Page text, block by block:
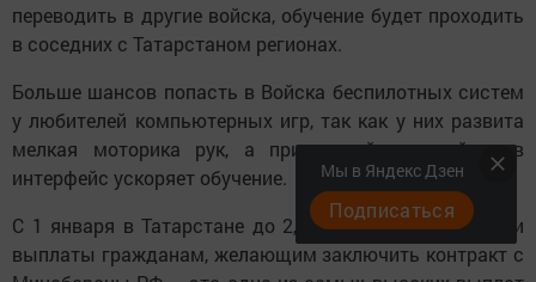
переводить в другие войска, обучение будет проходить
в соседних с Татарстаном регионах.
Больше шансов попасть в Войска беспилотных систем
у любителей компьютерных игр, так как у них развита
мелкая моторика рук, а привычный для геймеров
интерфейс ускоряет обучение.
С 1 января в Татарстане до 2,9 млн рублей увеличили
выплаты гражданам, желающим заключить контракт с
Мы в Яндекс Дзен
Подписаться